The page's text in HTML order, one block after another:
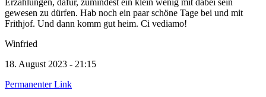
gewesen zu dürfen. Hab noch ein paar schöne Tage bei und mit
Frithjof. Und dann komm gut heim. Ci vediamo!
Winfried
18. August 2023 - 21:15
Permanenter Link